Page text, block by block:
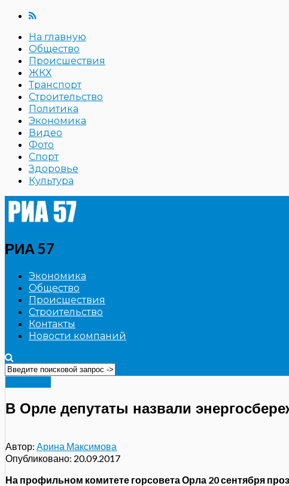
На главную
Общество
Происшествия
ЖКХ
Транспорт
Строительство
Политика
Экономика
Видео
Фото
Спорт
Здоровье
Культура
РИА 57
Экономика
Общество
Происшествия
Строительство
Контакты
Новости компаний
В Орле депутаты назвали
Автор: Арина Максимова
Опубликовано: 20.09.2017
На профильном комитете горсовета Орла 20 сентября